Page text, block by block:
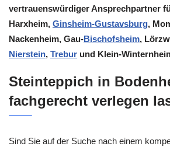
vertrauenswürdiger Ansprechpartner
Harxheim, Ginsheim-Gustavsburg,
Nackenheim, Gau-Bischofsheim,
Nierstein, Trebur und Klein-
Steinteppich in
fachgerecht verlegen
Sind Sie auf der Suche nach einem